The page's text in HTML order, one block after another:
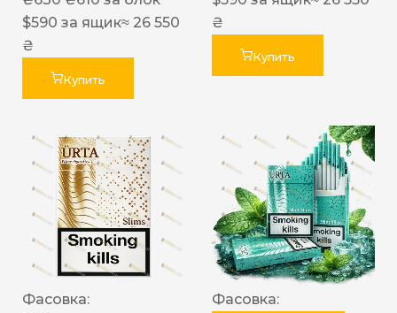
$590 за ящик≈ 26 550
₴
Купить
₴
Купить
Фасовка:
Фасовка: